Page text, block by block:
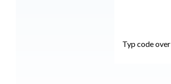
Typ code over